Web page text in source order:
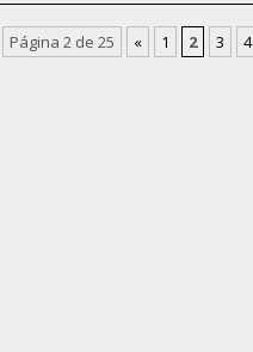
Página 2 de 25 « 1 2 3 4